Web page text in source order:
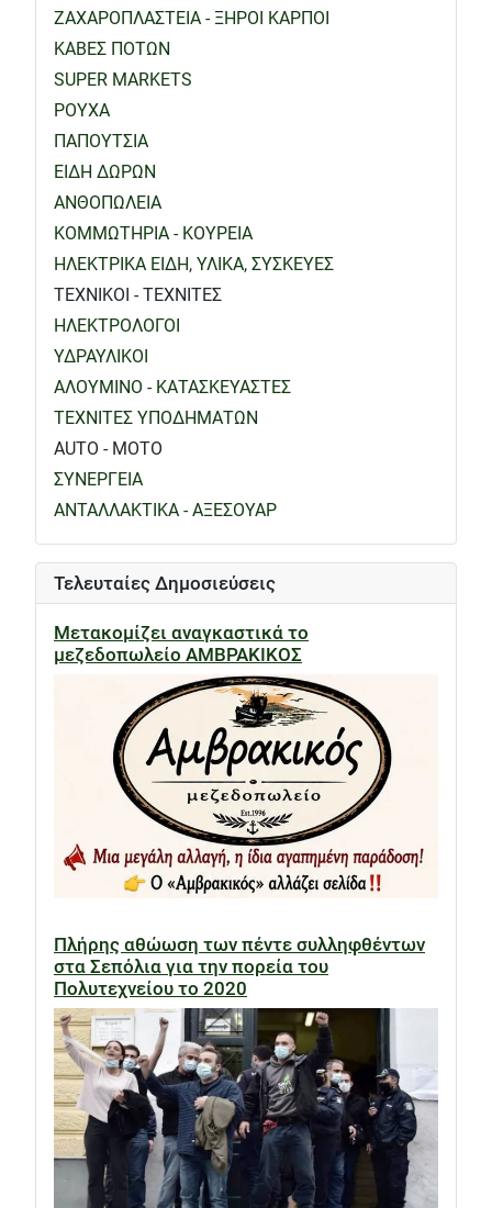
ΖΑΧΑΡΟΠΛΑΣΤΕΙΑ - ΞΗΡΟΙ ΚΑΡΠΟΙ
ΚΑΒΕΣ ΠΟΤΩΝ
SUPER MARKETS
ΡΟΥΧΑ
ΠΑΠΟΥΤΣΙΑ
ΕΙΔΗ ΔΩΡΩΝ
ΑΝΘΟΠΩΛΕΙΑ
ΚΟΜΜΩΤΗΡΙΑ - ΚΟΥΡΕΙΑ
ΗΛΕΚΤΡΙΚΑ ΕΙΔΗ, ΥΛΙΚΑ, ΣΥΣΚΕΥΕΣ
ΤΕΧΝΙΚΟΙ - ΤΕΧΝΙΤΕΣ
ΗΛΕΚΤΡΟΛΟΓΟΙ
ΥΔΡΑΥΛΙΚΟΙ
ΑΛΟΥΜΙΝΟ - ΚΑΤΑΣΚΕΥΑΣΤΕΣ
ΤΕΧΝΙΤΕΣ ΥΠΟΔΗΜΑΤΩΝ
AUTO - MOTO
ΣΥΝΕΡΓΕΙΑ
ΑΝΤΑΛΛΑΚΤΙΚΑ - ΑΞΕΣΟΥΑΡ
Τελευταίες Δημοσιεύσεις
Μετακομίζει αναγκαστικά το
μεζεδοπωλείο ΑΜΒΡΑΚΙΚΟΣ
Πλήρης αθώωση των πέντε συλληφθέντων
στα Σεπόλια για την πορεία του
Πολυτεχνείου το 2020